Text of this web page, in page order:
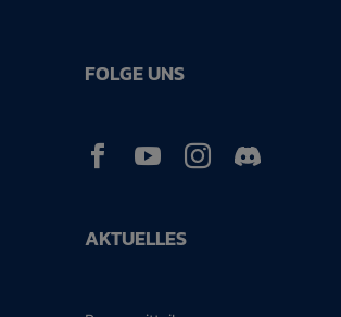
AKTUELLES
FOLGE UNS
  